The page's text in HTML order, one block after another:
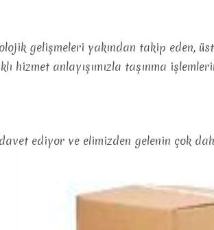
gelişmeleri yakından takip eden, üst
hizmet anlayışımızla taşınma
ediyor ve elimizden gelenin çok